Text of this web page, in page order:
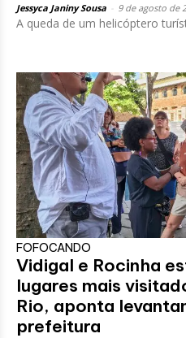
Jessyca Janiny Sousa 9 de agosto de
A queda de um helicóptero
FOFOCANDO
Vidigal e Rocinha
lugares mais
Rio, aponta
prefeitura